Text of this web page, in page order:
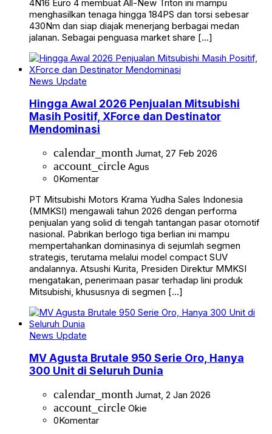
4N16 Euro 4 membuat All-New Triton ini mampu
menghasilkan tenaga hingga 184PS dan torsi sebesar
430Nm dan siap diajak menerjang berbagai medan
jalanan. Sebagai penguasa market share […]
News Update
Hingga Awal 2026 Penjualan Mitsubishi
Masih Positif, XForce dan Destinator
Mendominasi
calendar_month Jumat, 27 Feb 2026
account_circle Agus
0Komentar
PT Mitsubishi Motors Krama Yudha Sales Indonesia
(MMKSI) mengawali tahun 2026 dengan performa
penjualan yang solid di tengah tantangan pasar otomotif
nasional. Pabrikan berlogo tiga berlian ini mampu
mempertahankan dominasinya di sejumlah segmen
strategis, terutama melalui model compact SUV
andalannya. Atsushi Kurita, Presiden Direktur MMKSI
mengatakan, penerimaan pasar terhadap lini produk
Mitsubishi, khususnya di segmen […]
News Update
MV Agusta Brutale 950 Serie Oro, Hanya
300 Unit di Seluruh Dunia
calendar_month Jumat, 2 Jan 2026
account_circle Okie
0Komentar